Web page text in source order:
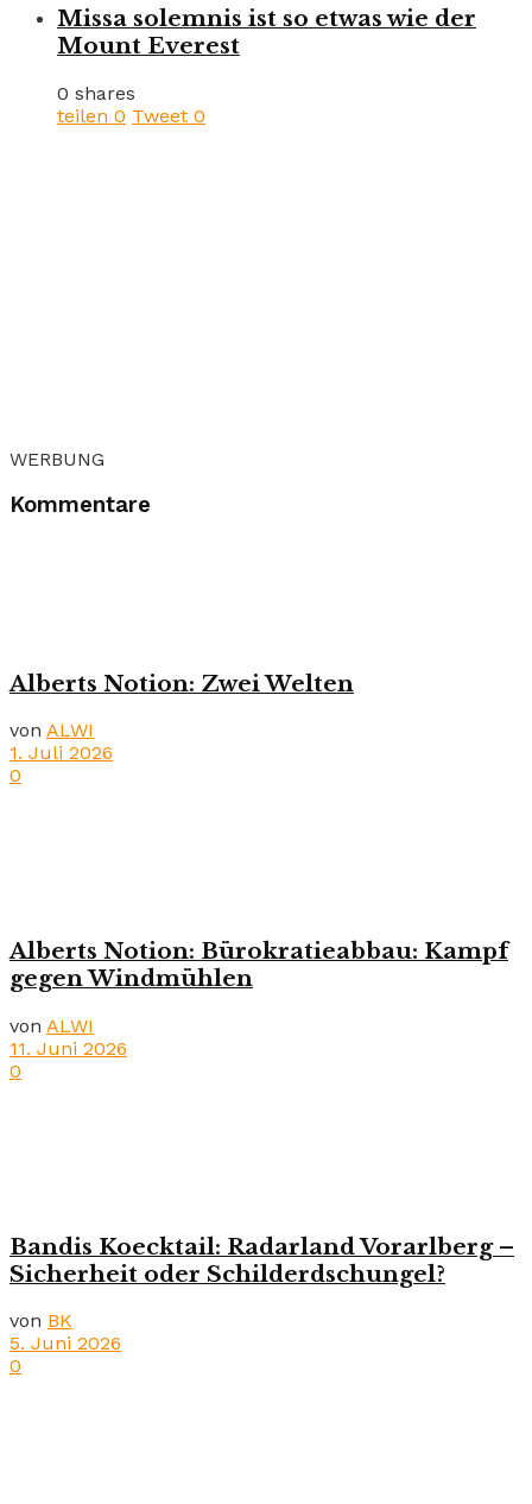
Missa solemnis ist so etwas wie der
Mount Everest
0 shares
teilen 0 Tweet 0
WERBUNG
Kommentare
Alberts Notion: Zwei Welten
von ALWI
1. Juli 2026
0
Alberts Notion: Bürokratieabbau: Kampf
gegen Windmühlen
von ALWI
11. Juni 2026
0
Bandis Koecktail: Radarland Vorarlberg –
Sicherheit oder Schilderdschungel?
von BK
5. Juni 2026
0